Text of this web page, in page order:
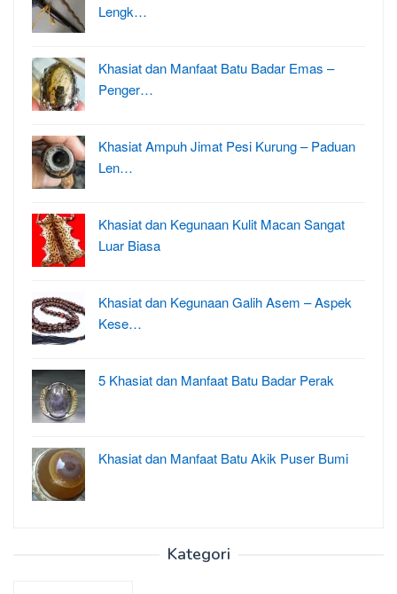
Lengk…
Khasiat dan Manfaat Batu Badar Emas –
Penger…
Khasiat Ampuh Jimat Pesi Kurung – Paduan
Len…
Khasiat dan Kegunaan Kulit Macan Sangat
Luar Biasa
Khasiat dan Kegunaan Galih Asem – Aspek
Kese…
5 Khasiat dan Manfaat Batu Badar Perak
Khasiat dan Manfaat Batu Akik Puser Bumi
Kategori